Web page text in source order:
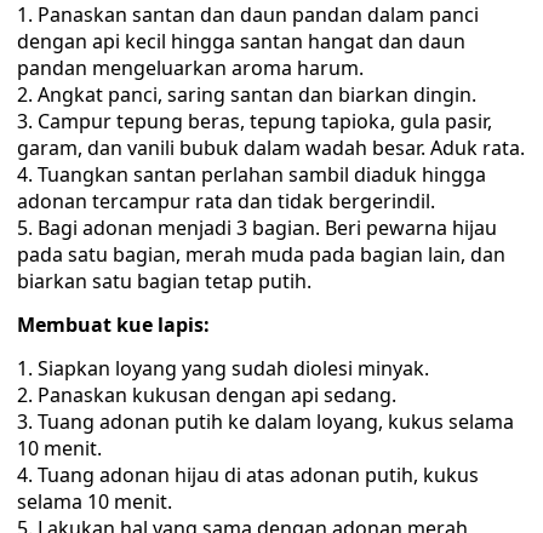
Panaskan santan dan daun pandan dalam panci
dengan api kecil hingga santan hangat dan daun
pandan mengeluarkan aroma harum.
Angkat panci, saring santan dan biarkan dingin.
Campur tepung beras, tepung tapioka, gula pasir,
garam, dan vanili bubuk dalam wadah besar. Aduk rata.
Tuangkan santan perlahan sambil diaduk hingga
adonan tercampur rata dan tidak bergerindil.
Bagi adonan menjadi 3 bagian. Beri pewarna hijau
pada satu bagian, merah muda pada bagian lain, dan
biarkan satu bagian tetap putih.
Membuat kue lapis:
Siapkan loyang yang sudah diolesi minyak.
Panaskan kukusan dengan api sedang.
Tuang adonan putih ke dalam loyang, kukus selama
10 menit.
Tuang adonan hijau di atas adonan putih, kukus
selama 10 menit.